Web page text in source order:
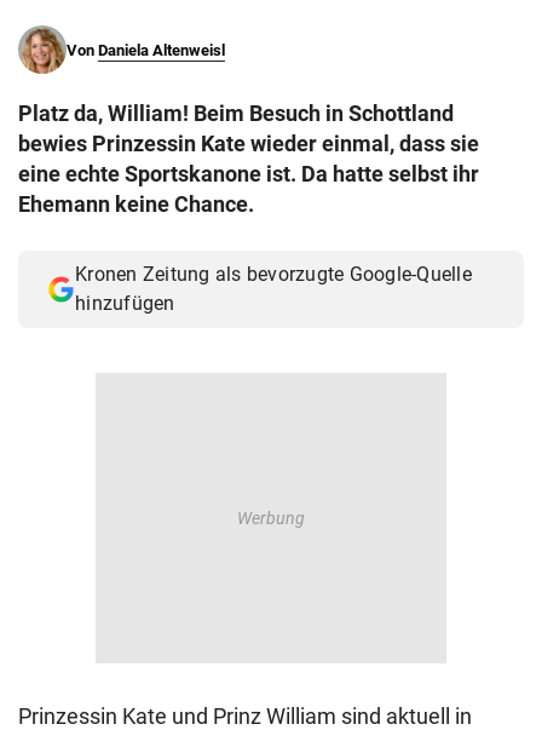
search
eingeben
Muthgasse 2, 1190 Wien
Von Daniela Altenweisl
Platz da, William! Beim Besuch in Schottland
bewies Prinzessin Kate wieder einmal, dass sie
eine echte Sportskanone ist. Da hatte selbst ihr
Ehemann keine Chance.
Kronen Zeitung als bevorzugte Google-Quelle
hinzufügen
Prinzessin Kate und Prinz William sind aktuell in